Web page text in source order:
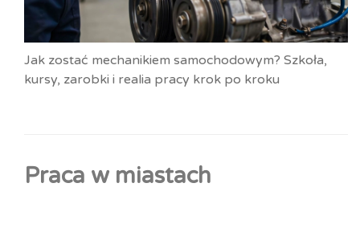
Jak zostać mechanikiem samochodowym? Szkoła,
kursy, zarobki i realia pracy krok po kroku
Praca w miastach